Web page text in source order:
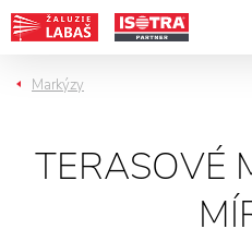
Markýzy
TERASOVÉ